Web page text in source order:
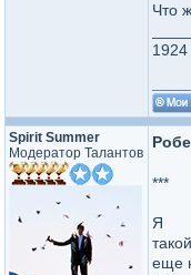
Что
1924
Spirit Summer
Модератор Талантов
***
Я
еще